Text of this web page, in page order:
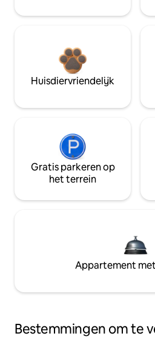
Huisdiervriendelijk
Gratis parkeren op
het terrein
Appartement
Bestemmingen om te